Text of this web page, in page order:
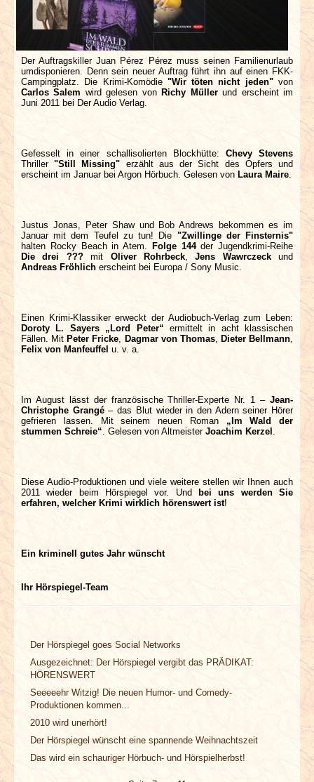
Der Auftragskiller Juan Pérez Pérez muss seinen Familienurlaub
umdisponieren. Denn sein neuer Auftrag führt ihn auf einen FKK-
Campingplatz. Die Krimi-Komödie "Wir töten nicht jeden"von
Carlos Salem wird gelesen vonRichy Müllerund erscheint im
Juni 2011 bei Der Audio Verlag.
Gefesselt in einer schallisolierten Blockhütte: Chevy Stevens
Thriller"Still Missing" erzählt aus der Sicht des Opfers und
erscheint im Januar bei Argon Hörbuch. Gelesen von Laura Maire
Justus Jonas, Peter Shaw und Bob Andrews bekommen es im
Januar mit dem Teufel zu tun! Die "Zwillinge der Finsternis"
halten Rocky Beach in Atem. Folge 144der Jugendkrimi-Reihe
Die drei ???mit Oliver Rohrbeck,Jens Wawrczeckund
Andreas Fröhlich erscheint bei Europa / Sony Music.
Einen Krimi-Klassiker erweckt der Audiobuch-Verlag zum Leben:
Doroty L. Sayers „Lord Peter“ ermittelt in acht klassischen
Fällen. MitPeter Fricke Dagmar von Thomas, Dieter Bellmann
Felix von Manfeuffel u. v. a.
Im August lässt der französische Thriller-Experte Nr. 1 – Jean-
Christophe Grangé– das Blut wieder in den Adern seiner Hörer
gefrieren lassen. Mit seinem neuen Roman „Im Wald der
stummen Schreie“ . Gelesen von Altmeister Joachim Kerzel
Diese Audio-Produktionen und viele weitere stellen wir Ihnen auch
2011 wieder beim Hörspiegel vor. Und bei uns werden Sie
erfahren, welcher Krimi wirklich hörenswert ist!
Ein kriminell gutes Jahr wünscht
Ihr Hörspiegel-Team
Der Hörspiegel goes Social Networks
Ausgezeichnet: Der Hörspiegel vergibt das PRÄDIKAT:
HÖRENSWERT
Seeeeehr Witzig! Die neuen Humor- und Comedy-
Produktionen kommen...
2010 wird unerhört!
Der Hörspiegel wünscht eine spannende Weihnachtszeit
Das wird ein schauriger Hörbuch- und Hörspielherbst!